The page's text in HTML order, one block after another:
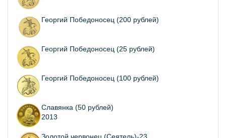
Георгий Победоносец (200 рублей)
Георгий Победоносец (25 рублей)
Георгий Победоносец (100 рублей)
Славянка (50 рублей)
2013